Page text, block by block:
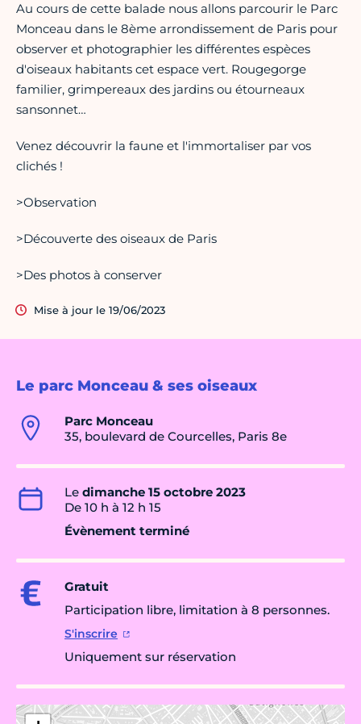
Le parc Monceau & ses oiseaux
Parc Monceau
35, boulevard de Courcelles, Paris 8e
Le dimanche 15 octobre 2023
De 10 h à 12 h 15
Évènement terminé
Gratuit
Participation libre, limitation à 8 personnes.
S'inscrire
Uniquement sur réservation
Au cours de cette balade nous allons parcourir le Parc
Monceau dans le 8ème arrondissement de Paris pour
observer et photographier les différentes espèces
d'oiseaux habitants cet espace vert. Rougegorge
familier, grimpereaux des jardins ou étourneaux
sansonnet…
Venez découvrir la faune et l'immortaliser par vos
clichés !
>Observation
>Découverte des oiseaux de Paris
>Des photos à conserver
Mise à jour le 19/06/2023